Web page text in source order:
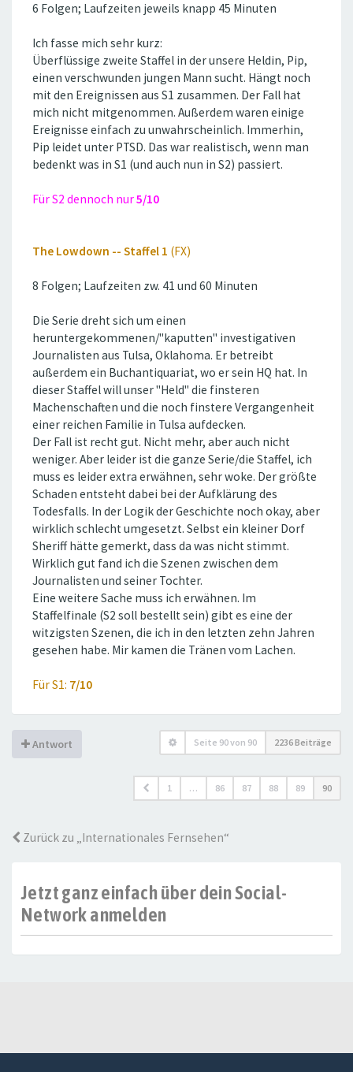
6 Folgen; Laufzeiten jeweils knapp 45 Minuten
Ich fasse mich sehr kurz:
Überflüssige zweite Staffel in der unsere Heldin, Pip,
einen verschwunden jungen Mann sucht. Hängt noch
mit den Ereignissen aus S1 zusammen. Der Fall hat
mich nicht mitgenommen. Außerdem waren einige
Ereignisse einfach zu unwahrscheinlich. Immerhin,
Pip leidet unter PTSD. Das war realistisch, wenn man
bedenkt was in S1 (und auch nun in S2) passiert.
Für S2 dennoch nur5/10
The Lowdown -- Staffel 1 (FX)
8 Folgen; Laufzeiten zw. 41 und 60 Minuten
Die Serie dreht sich um einen
heruntergekommenen/''kaputten'' investigativen
Journalisten aus Tulsa, Oklahoma. Er betreibt
außerdem ein Buchantiquariat, wo er sein HQ hat. In
dieser Staffel will unser ''Held'' die finsteren
Machenschaften und die noch finstere Vergangenheit
einer reichen Familie in Tulsa aufdecken.
Der Fall ist recht gut. Nicht mehr, aber auch nicht
weniger. Aber leider ist die ganze Serie/die Staffel, ich
muss es leider extra erwähnen, sehr woke. Der größte
Schaden entsteht dabei bei der Aufklärung des
Todesfalls. In der Logik der Geschichte noch okay, aber
wirklich schlecht umgesetzt. Selbst ein kleiner Dorf
Sheriff hätte gemerkt, dass da was nicht stimmt.
Wirklich gut fand ich die Szenen zwischen dem
Journalisten und seiner Tochter.
Eine weitere Sache muss ich erwähnen. Im
Staffelfinale (S2 soll bestellt sein) gibt es eine der
witzigsten Szenen, die ich in den letzten zehn Jahren
gesehen habe. Mir kamen die Tränen vom Lachen.
Für S1: 7/10
Antwort Seite 90von 90 2236 Beiträge
1 … 86 87 88 89 90
Zurück zu „Internationales Fernsehen“
Jetzt ganz einfach über dein Social-
Network anmelden